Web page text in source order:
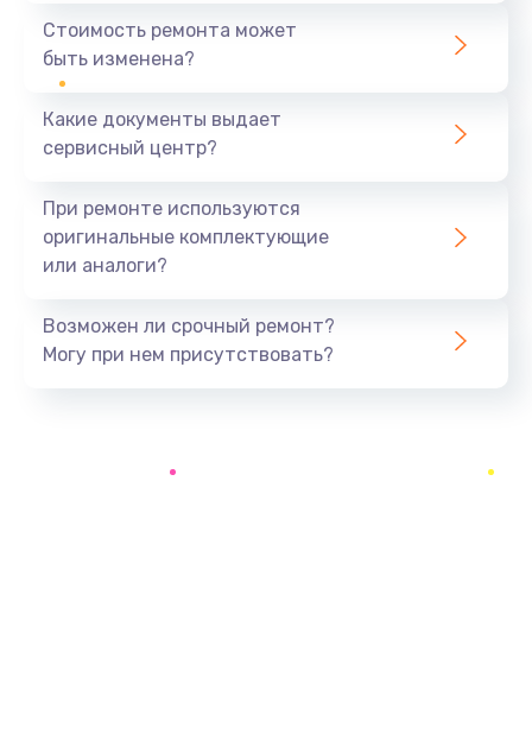
1440 руб.
Ремонт южного моста
Замена батарейки BIOS
Заказать
Стоимость ремонта может
быть изменена?
Какие документы выдает
сервисный центр?
При ремонте используются
оригинальные комплектующие
или аналоги?
Возможен ли срочный ремонт?
Могу при нем присутствовать?